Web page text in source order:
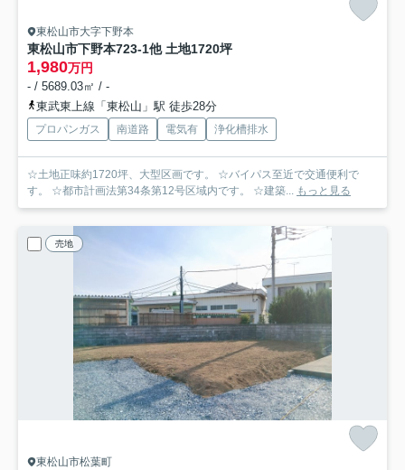
東松山市大字下野本
東松山市下野本723-1他 土地1720坪
1,980万円
- / 5689.03㎡ / -
東武東上線「東松山」駅 徒歩28分
プロパンガス 南道路 電気有 浄化槽排水
☆土地正味約1720坪、大型区画です。 ☆バイパス至近で交通便利で
す。 ☆都市計画法第34条第12号区域内です。 ☆建築... もっと見る
売地
東松山市松葉町